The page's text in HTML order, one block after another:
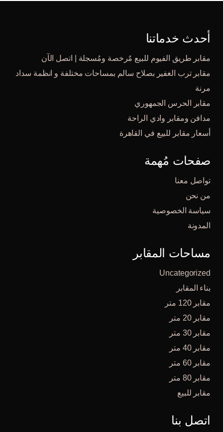
أحدث خدماتنا
مقابر طريق الفيوم للبيع مٌرخصة ومُسجلة | اتصل الآن
مقابر ترب الغفير بصلاح سالم بمساحات مختلفة و انظمة سداد
مرنة
مقابر الحرس الجمهوري
مدافن ومقابر وادي الراحة
أسعار مقابر للبيع في القاهرة
صفحات مُهمة
تواصل معنا
من نحن
سياسة الخصوصية
المدونة
مساحات المقابر
Uncategorized
بناء المقابر
مقابر 120 متر
مقابر 20 متر
مقابر 30 متر
مقابر 40 متر
مقابر 60 متر
مقابر 80 متر
مقابر للبيع
اتصل بنا